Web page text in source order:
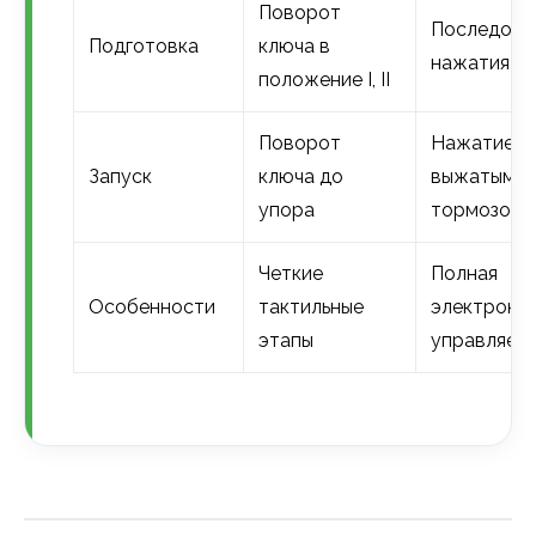
Подготовка
Поворот
ключа в
положение I, II
нажатия
Запуск
Поворот
ключа до
упора
Нажатие
выжатым
тормозом
Особенности
Четкие
тактильные
этапы
Полная